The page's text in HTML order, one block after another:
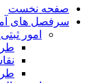
صفحه نخست
سرفصل های
امور